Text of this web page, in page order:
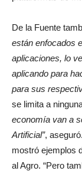
De la Fuente
están enfocados
aplicaciones, lo
aplicando para
para sus
se limita a
economía van a
Artificial”,
mostró ejemplos
al Agro. “Pero